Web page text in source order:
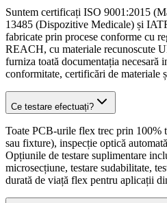
Suntem certificați ISO 9001:2015
13485 (Dispozitive Medicale) și
fabricate prin procese conforme cu
REACH, cu materiale recunoscute
furniza toată documentația necesară
conformitate, certificări de materiale
Ce testare efectuați?
Toate PCB-urile flex trec prin 100%
sau fixture), inspecție optică
Opțiunile de testare suplimentare
microsecțiune, testare sudabilitate,
durată de viață flex pentru aplicații